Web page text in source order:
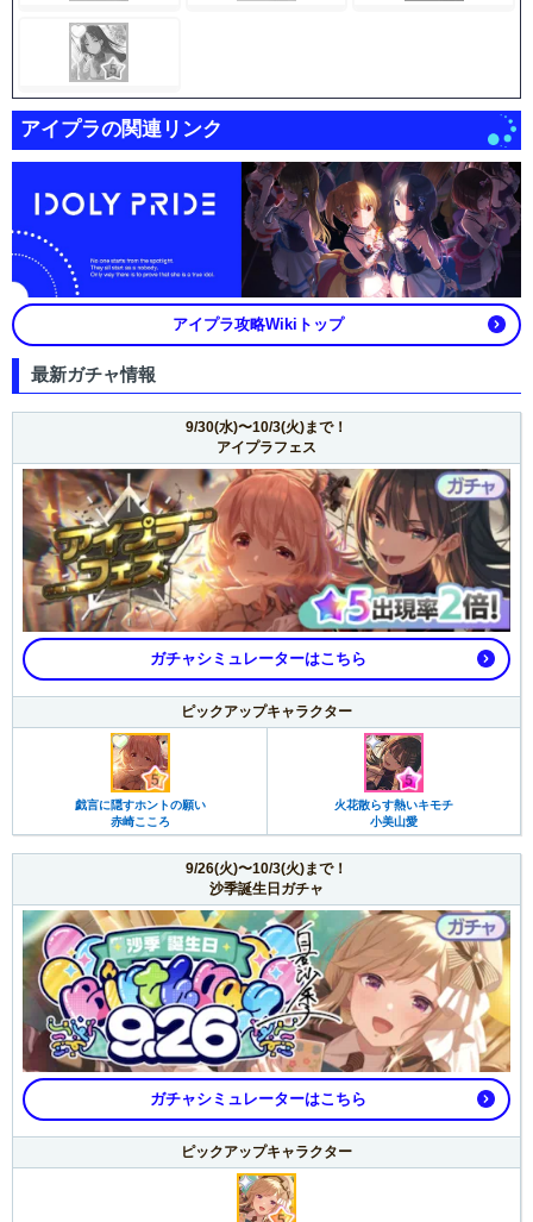
アイプラの関連リンク
アイプラ攻略Wikiトップ
最新ガチャ情報
9/30(水)〜10/3(火)まで！
アイプラフェス
ガチャシミュレーターはこちら
ピックアップキャラクター
戯言に隠すホントの願い
赤崎こころ
火花散らす熱いキモチ
小美山愛
9/26(火)〜10/3(火)まで！
沙季誕生日ガチャ
ガチャシミュレーターはこちら
ピックアップキャラクター